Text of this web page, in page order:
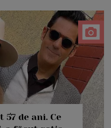
de ani. Ce